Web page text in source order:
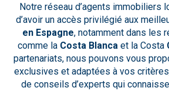
Notre réseau d’agents immobiliers
d’avoir un accès privilégié aux
en Espagne, notamment dans les
comme la Costa Blancaet la Costa
partenariats, nous pouvons vous
exclusives et adaptées à vos
de conseils d’experts qui